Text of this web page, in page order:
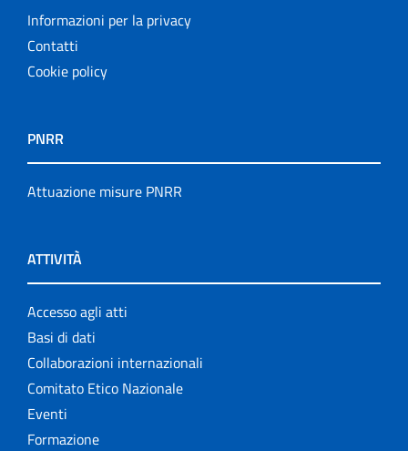
Informazioni per la privacy
Contatti
Cookie policy
PNRR
Attuazione misure PNRR
ATTIVITÀ
Accesso agli atti
Basi di dati
Collaborazioni internazionali
Comitato Etico Nazionale
Eventi
Formazione